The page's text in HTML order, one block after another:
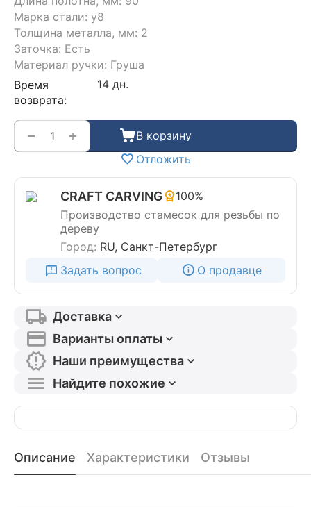
Марка стали: у8
Толщина металла, мм: 2
Заточка: Есть
Материал ручки: Груша
Время
возврата:
14 дн.
+
−
В корзину
Отложить
CRAFT CARVING
100%
Производство стамесок для резьбы по
дереву
Город: RU, Санкт-Петербург
Задать вопрос
О продавце
Доставка
Варианты оплаты
Наши преимущества
Найдите похожие
Описание Характеристики Отзывы